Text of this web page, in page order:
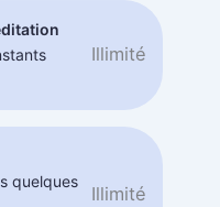
Illimité
quelques
Illimité